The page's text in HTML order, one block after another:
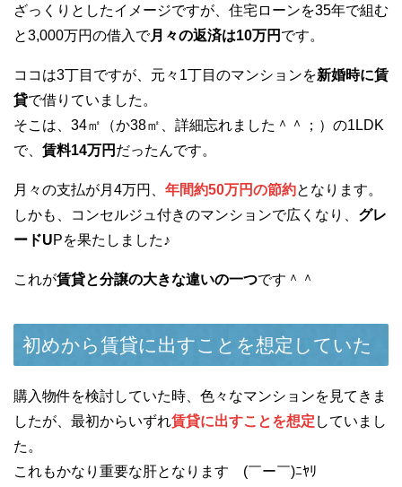
ざっくりとしたイメージですが、住宅ローンを35年で組む
と3,000万円の借入で月々の返済は10万円 です。
ココは3丁目ですが、元々1丁目のマンションを新婚時に賃
貸で借りていました。
そこは、34㎡（か38㎡、詳細忘れました＾＾；）の1LDK
で、 賃料14万円 だったんです。
月々の支払が月4万円、 年間約50万円の節約となります。
しかも、コンセルジュ付きのマンションで広くなり、 グレ
ードUPを果たしました♪
これが賃貸と分譲の大きな違いの一つです＾＾
初めから賃貸に出すことを想定していた
購入物件を検討していた時、色々なマンションを見てきま
したが、最初からいずれ賃貸に出すことを想定 していまし
た。
これもかなり重要な肝となります (￣ー￣)ﾆﾔﾘ